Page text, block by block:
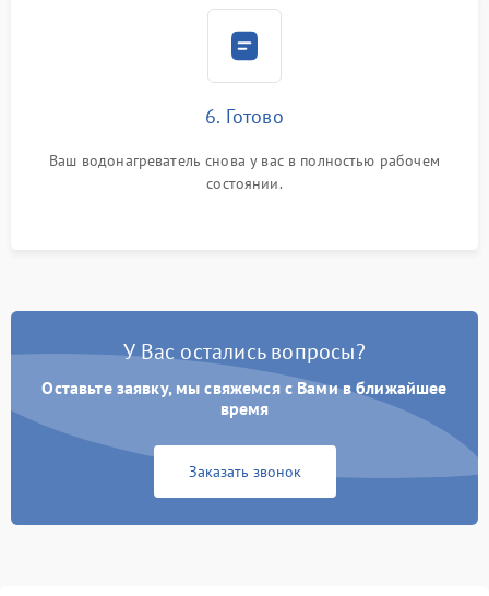
6. Готово
Ваш водонагреватель снова у вас в полностью рабочем
состоянии.
У Вас остались вопросы?
Оставьте заявку, мы свяжемся с Вами в ближайшее
время
Заказать звонок